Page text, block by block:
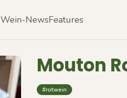
Wein-NewsFeatures
Mouton
#rotwein